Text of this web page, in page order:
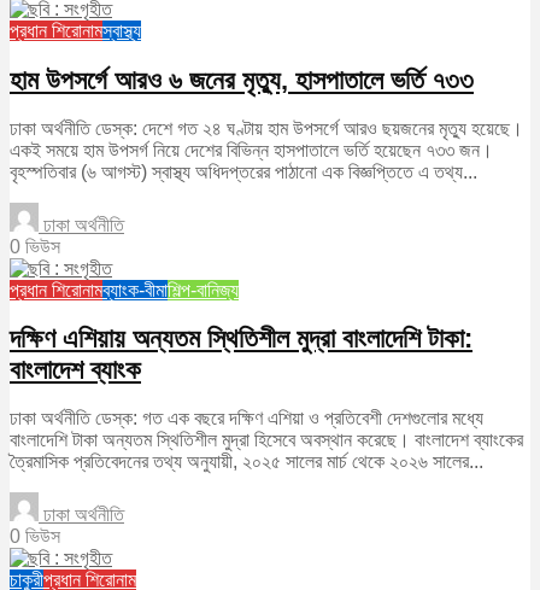
প্রধান শিরোনামস্বাস্থ্য
হাম উপসর্গে আরও ৬ জনের মৃত্যু, হাসপাতালে ভর্তি ৭৩৩
ঢাকা অর্থনীতি ডেস্ক: দেশে গত ২৪ ঘণ্টায় হাম উপসর্গে আরও ছয়জনের মৃত্যু হয়েছে।
একই সময়ে হাম উপসর্গ নিয়ে দেশের বিভিন্ন হাসপাতালে ভর্তি হয়েছেন ৭৩৩ জন।
বৃহস্পতিবার (৬ আগস্ট) স্বাস্থ্য অধিদপ্তরের পাঠানো এক বিজ্ঞপ্তিতে এ তথ্য...
ঢাকা অর্থনীতি
0 ভিউস
প্রধান শিরোনামব্যাংক-বীমাশিল্প-বানিজ্য
দক্ষিণ এশিয়ায় অন্যতম স্থিতিশীল মুদ্রা বাংলাদেশি টাকা:
বাংলাদেশ ব্যাংক
ঢাকা অর্থনীতি ডেস্ক: গত এক বছরে দক্ষিণ এশিয়া ও প্রতিবেশী দেশগুলোর মধ্যে
বাংলাদেশি টাকা অন্যতম স্থিতিশীল মুদ্রা হিসেবে অবস্থান করেছে। বাংলাদেশ ব্যাংকের
ত্রৈমাসিক প্রতিবেদনের তথ্য অনুযায়ী, ২০২৫ সালের মার্চ থেকে ২০২৬ সালের...
ঢাকা অর্থনীতি
0 ভিউস
চাকুরীপ্রধান শিরোনাম